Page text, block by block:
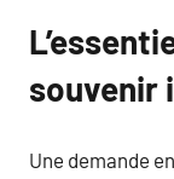
souvenir
Une demande